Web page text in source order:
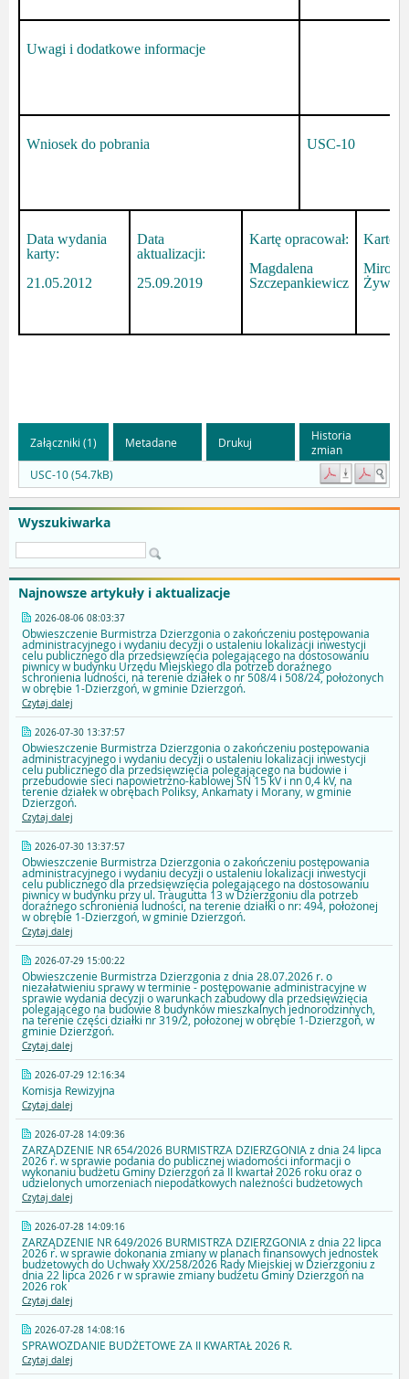
Wyszukiwarka
Najnowsze artykuły i aktualizacje
2026-08-06 08:03:37
Obwieszczenie Burmistrza Dzierzgonia o zakończeniu postępowania
administracyjnego i wydaniu decyzji o ustaleniu lokalizacji inwestycji
celu publicznego dla przedsięwzięcia polegającego na dostosowaniu
piwnicy w budynku Urzędu Miejskiego dla potrzeb doraźnego
schronienia ludności, na terenie działek o nr 508/4 i 508/24, położonych
w obrębie 1-Dzierzgoń, w gminie Dzierzgoń.
Czytaj dalej
2026-07-30 13:37:57
Obwieszczenie Burmistrza Dzierzgonia o zakończeniu postępowania
administracyjnego i wydaniu decyzji o ustaleniu lokalizacji inwestycji
celu publicznego dla przedsięwzięcia polegającego na budowie i
przebudowie sieci napowietrzno-kablowej SN 15 kV i nn 0,4 kV, na
terenie działek w obrębach Poliksy, Ankamaty i Morany, w gminie
Dzierzgoń.
Czytaj dalej
2026-07-30 13:37:57
Obwieszczenie Burmistrza Dzierzgonia o zakończeniu postępowania
administracyjnego i wydaniu decyzji o ustaleniu lokalizacji inwestycji
celu publicznego dla przedsięwzięcia polegającego na dostosowaniu
piwnicy w budynku przy ul. Traugutta 13 w Dzierzgoniu dla potrzeb
doraźnego schronienia ludności, na terenie działki o nr: 494, położonej
w obrębie 1-Dzierzgoń, w gminie Dzierzgoń.
Czytaj dalej
2026-07-29 15:00:22
Obwieszczenie Burmistrza Dzierzgonia z dnia 28.07.2026 r. o
niezałatwieniu sprawy w terminie - postępowanie administracyjne w
sprawie wydania decyzji o warunkach zabudowy dla przedsięwzięcia
polegającego na budowie 8 budynków mieszkalnych jednorodzinnych,
na terenie części działki nr 319/2, położonej w obrębie 1-Dzierzgoń, w
gminie Dzierzgoń.
Czytaj dalej
2026-07-29 12:16:34
Komisja Rewizyjna
Czytaj dalej
2026-07-28 14:09:36
ZARZĄDZENIE NR 654/2026 BURMISTRZA DZIERZGONIA z dnia 24 lipca
2026 r. w sprawie podania do publicznej wiadomości informacji o
wykonaniu budżetu Gminy Dzierzgoń za II kwartał 2026 roku oraz o
udzielonych umorzeniach niepodatkowych należności budżetowych
Czytaj dalej
2026-07-28 14:09:16
ZARZĄDZENIE NR 649/2026 BURMISTRZA DZIERZGONIA z dnia 22 lipca
2026 r. w sprawie dokonania zmiany w planach finansowych jednostek
budżetowych do Uchwały XX/258/2026 Rady Miejskiej w Dzierzgoniu z
dnia 22 lipca 2026 r w sprawie zmiany budżetu Gminy Dzierzgoń na
2026 rok
Czytaj dalej
2026-07-28 14:08:16
SPRAWOZDANIE BUDŻETOWE ZA II KWARTAŁ 2026 R.
Czytaj dalej
Uwagi i dodatkowe informacje
Wniosek do pobrania USC-10
Data wydania
karty:
21.05.2012
Data
aktualizacji:
25.09.2019
Kartę opracował:
Magdalena
Szczepankiewicz
Kartę
Załączniki (1) Metadane Drukuj
Historia
zmian
USC-10 (54.7kB)